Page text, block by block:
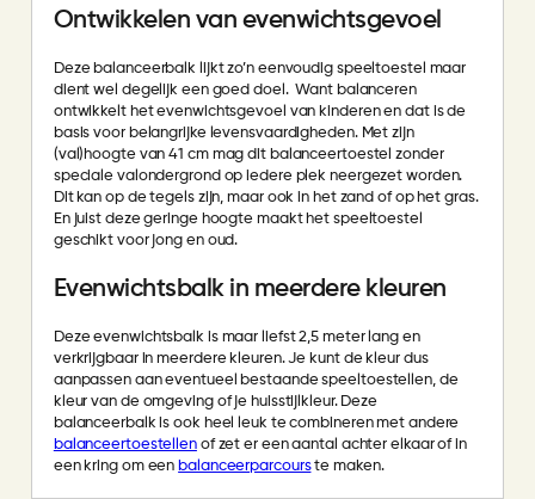
Ontwikkelen van evenwichtsgevoel
Deze balanceerbalk lijkt zo’n eenvoudig speeltoestel maar
dient wel degelijk een goed doel. Want balanceren
ontwikkelt het evenwichtsgevoel van kinderen en dat is de
basis voor belangrijke levensvaardigheden. Met zijn
(val)hoogte van 41 cm mag dit balanceertoestel zonder
speciale valondergrond op iedere plek neergezet worden.
Dit kan op de tegels zijn, maar ook in het zand of op het gras.
En juist deze geringe hoogte maakt het speeltoestel
geschikt voor jong en oud.
Evenwichtsbalk in meerdere kleuren
Deze evenwichtsbalk is maar liefst 2,5 meter lang en
verkrijgbaar in meerdere kleuren. Je kunt de kleur dus
aanpassen aan eventueel bestaande speeltoestellen, de
kleur van de omgeving of je huisstijlkleur. Deze
balanceerbalk is ook heel leuk te combineren met andere
balanceertoestellenof zet er een aantal achter elkaar of in
een kring om een balanceerparcourste maken.